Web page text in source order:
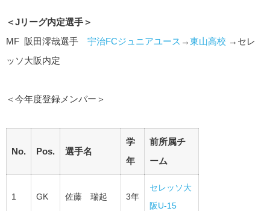
＜Jリーグ内定選手＞
MF 阪田澪哉選手 宇治FCジュニアユース →東山高校 →セレ
ッソ大阪内定
＜今年度登録メンバー＞
No. Pos. 選手名
学
年
前所属チ
ーム
1 GK 佐藤 瑞起 3年
セレッソ大
阪U-15